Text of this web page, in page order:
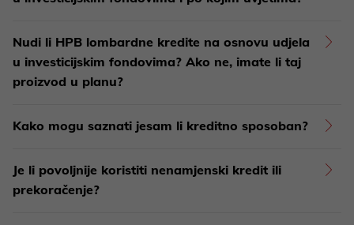
Nudi li HPB lombardne kredite na osnovu udjela
u investicijskim fondovima? Ako ne, imate li taj
proizvod u planu?
Kako mogu saznati jesam li kreditno sposoban?
Je li povoljnije koristiti nenamjenski kredit ili
prekoračenje?